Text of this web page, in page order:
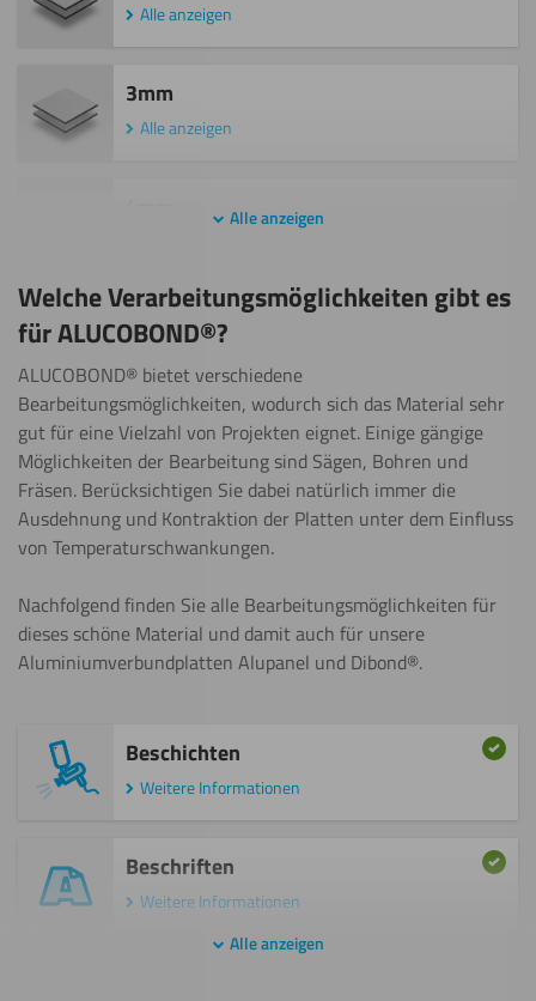
Alle anzeigen
3mm
Alle anzeigen
6mm
Alle anzeigen
Welche Verarbeitungsmöglichkeiten gibt es
für ALUCOBOND®?
ALUCOBOND® bietet verschiedene
Bearbeitungsmöglichkeiten, wodurch sich das Material sehr
gut für eine Vielzahl von Projekten eignet. Einige gängige
Möglichkeiten der Bearbeitung sind Sägen, Bohren und
Fräsen. Berücksichtigen Sie dabei natürlich immer die
Ausdehnung und Kontraktion der Platten unter dem Einfluss
von Temperaturschwankungen.
Nachfolgend finden Sie alle Bearbeitungsmöglichkeiten für
dieses schöne Material und damit auch für unsere
Aluminiumverbundplatten Alupanel und Dibond®.
Beschichten
Weitere Informationen
Beschriften
Weitere Informationen
Alle anzeigen